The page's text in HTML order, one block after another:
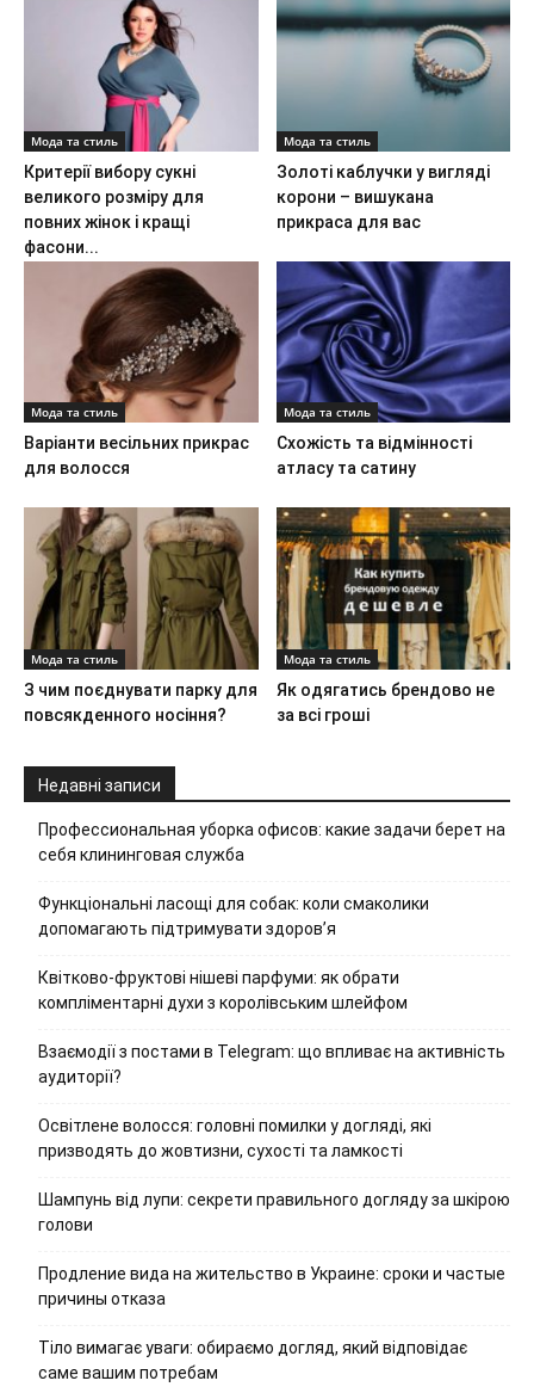
Мода та стиль
Критерії вибору сукні
великого розміру для
повних жінок і кращі
фасони...
Мода та стиль
Золоті каблучки у вигляді
корони – вишукана
прикраса для вас
Мода та стиль
Варіанти весільних прикрас
для волосся
Мода та стиль
Схожість та відмінності
атласу та сатину
Мода та стиль
З чим поєднувати парку для
повсякденного носіння?
Мода та стиль
Як одягатись брендово не
за всі гроші
Недавні записи
Профессиональная уборка офисов: какие задачи берет на
себя клининговая служба
Функціональні ласощі для собак: коли смаколики
допомагають підтримувати здоров’я
Квітково-фруктові нішеві парфуми: як обрати
компліментарні духи з королівським шлейфом
Взаємодії з постами в Telegram: що впливає на активність
аудиторії?
Освітлене волосся: головні помилки у догляді, які
призводять до жовтизни, сухості та ламкості
Шампунь від лупи: секрети правильного догляду за шкірою
голови
Продление вида на жительство в Украине: сроки и частые
причины отказа
Тіло вимагає уваги: обираємо догляд, який відповідає
саме вашим потребам